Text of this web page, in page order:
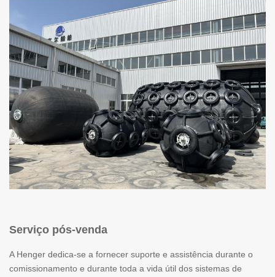
Serviço pós-venda
A Henger dedica-se a fornecer suporte e assistência durante o
comissionamento e durante toda a vida útil dos sistemas de